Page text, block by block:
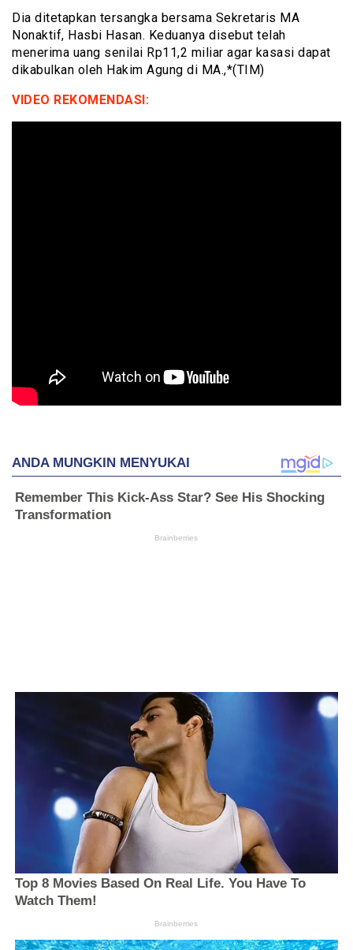
Dia ditetapkan tersangka bersama Sekretaris MA
Nonaktif, Hasbi Hasan. Keduanya disebut telah
menerima uang senilai Rp11,2 miliar agar kasasi dapat
dikabulkan oleh Hakim Agung di MA.,*(TIM)
VIDEO REKOMENDASI: